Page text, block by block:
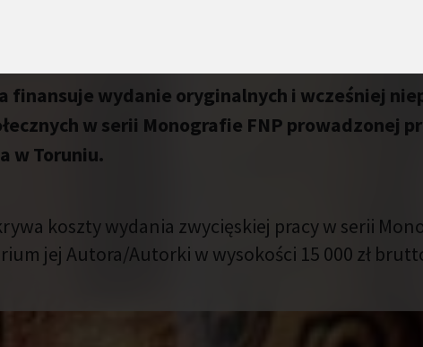
finansuje wydanie oryginalnych i wcześniej
w serii Monografie FNP prowadzonej
w Toruniu.
koszty wydania zwycięskiej pracy w serii
jej Autora/Autorki w wysokości 15 000 zł